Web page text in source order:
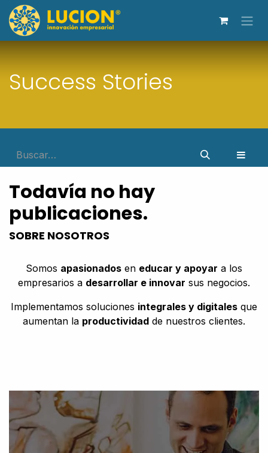
Ir al contenido
Success Stories
Todavía no hay
publicaciones.
SOBRE NOSOTROS
Somos apasionados en educar y apoyar a los
empresarios a desarrollar e innovar sus negocios.
Implementamos soluciones integrales y digitales que
aumentan la productividad de nuestros clientes.